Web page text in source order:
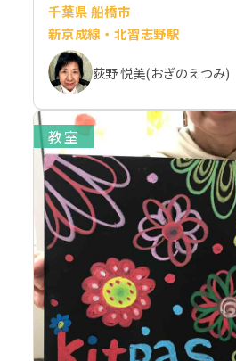
千葉県 船橋市
新京成線・北習志野駅
荻野 悦美(おぎのえつみ)
教室